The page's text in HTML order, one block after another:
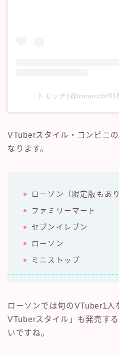
トモッチ
VTuberスタイル・コンビニ
なります。
ローソン（限定版もあり
ファミリーマート
セブンイレブン
ローソン
ミニストップ
ローソンでは旬のVTuber1人
VTuberスタイル」も発売す
いですね。